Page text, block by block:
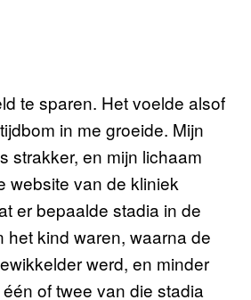
te sparen. Het voelde alsof
in me groeide. Mijn
strakker, en mijn lichaam
website van de kliniek
er bepaalde stadia in de
het kind waren, waarna de
werd, en minder
of twee van die stadia